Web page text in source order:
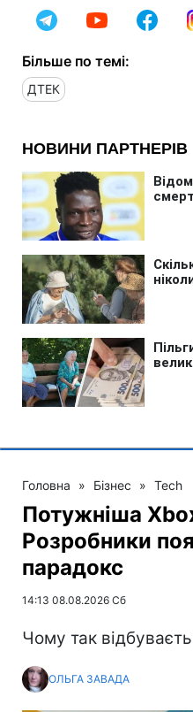
Більше по темі:
ДТЕК
Головна » Бізнес » Tech
Потужніша
Розробники
парадокс
14:13 08.08.2026 Сб
Чому так
ОЛЬГА ЗАВАДА